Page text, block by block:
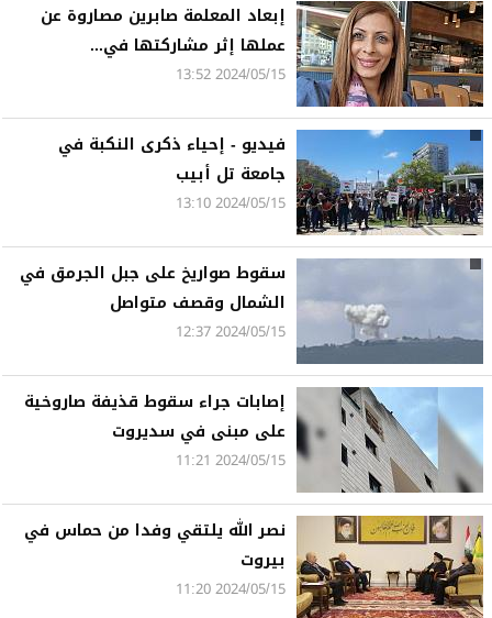
إبعاد المعلمة صابرين مصاروة عن
عملها إثر مشاركتها في...
2024/05/15 13:52
فيديو - إحياء ذكرى النكبة في
جامعة تل أبيب
2024/05/15 13:10
سقوط صواريخ على جبل الجرمق في
الشمال وقصف متواصل
2024/05/15 12:37
إصابات جراء سقوط قذيفة صاروخية
على مبنى في سديروت
2024/05/15 11:21
نصر الله يلتقي وفدا من حماس في
بيروت
2024/05/15 11:20